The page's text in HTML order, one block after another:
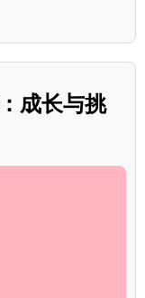
成长与挑